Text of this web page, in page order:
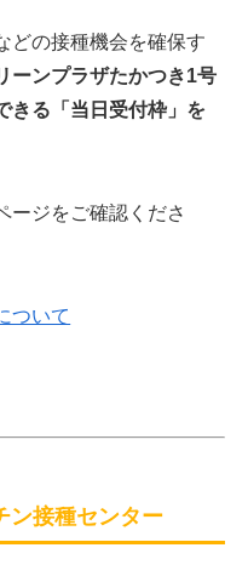
どの接種機会を確保す
ーンプラザたかつき1号
きる「当日受付枠」を
ージをご確認くださ
ついて
ン接種センター